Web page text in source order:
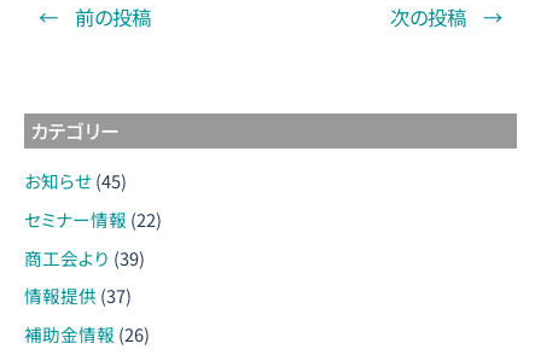
← 前の投稿 次の投稿 →
カテゴリー
お知らせ(45)
セミナー情報 (22)
商工会より (39)
情報提供 (37)
補助金情報 (26)